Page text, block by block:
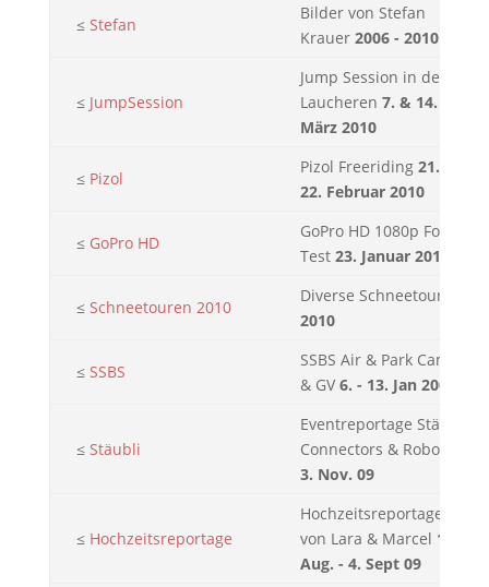
≤ Stefan
Bilder von Stefan
Krauer 2006 - 2010
≤ JumpSession
Jump Session in der
Laucheren 7. & 14.
März 2010
≤ Pizol
Pizol Freeriding 21. -
22. Februar 2010
≤ GoPro HD
GoPro HD 1080p Foto
Test 23. Januar 2010
≤ Schneetouren 2010
Diverse Schneetouren
2010
≤ SSBS
SSBS Air & Park Camp
& GV 6. - 13. Jan 2009
≤ Stäubli
Eventreportage Stäubli
Connectors & Robotics
3. Nov. 09
≤ Hochzeitsreportage
Hochzeitsreportage
von Lara & Marcel 14.
Aug. - 4. Sept 09